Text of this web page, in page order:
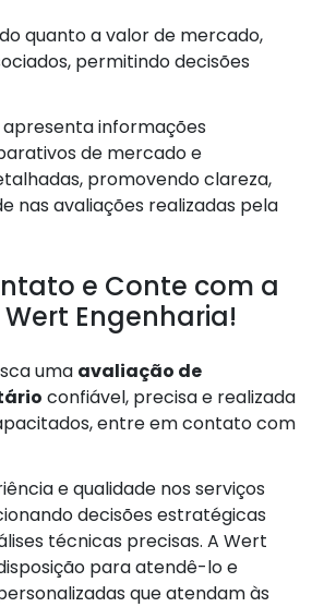
quanto a valor de mercado,
permitindo decisões
informações
de mercado e
promovendo clareza,
nas avaliações realizadas pela
e Conte com a
Engenharia!
uma avaliação de
confiável, precisa e realizada
entre em contato com
e qualidade nos serviços
decisões estratégicas
técnicas precisas. A Wert
para atendê-lo e
que atendam às